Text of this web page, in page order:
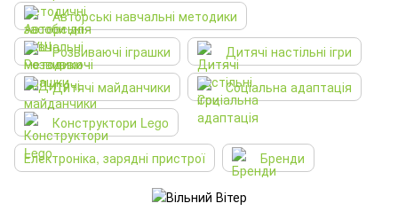
Авторські навчальні методики
Розвиваючі іграшки
Дитячі настільні ігри
Дитячі майданчики
Соціальна адаптація
Конструктори Lego
Електроніка, зарядні пристрої
Бренди